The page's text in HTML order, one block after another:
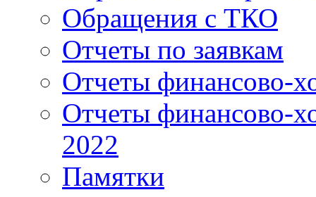
Обращения с ТКО
Отчеты по заявкам
Отчеты финансово-
Отчеты финансово-
2022
Памятки